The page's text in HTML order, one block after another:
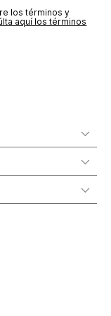
los términos y
aquí los términos